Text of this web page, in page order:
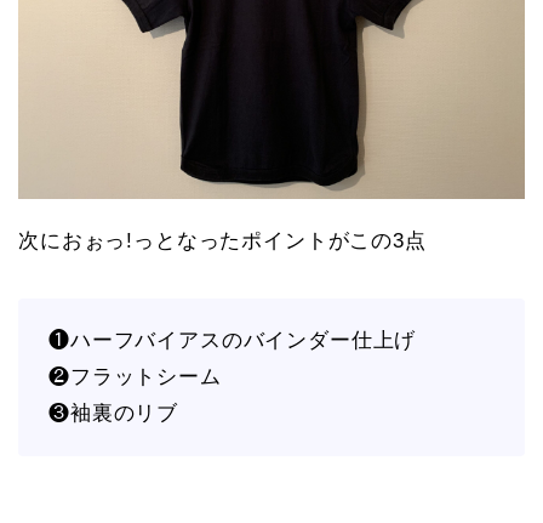
次におぉっ!っとなったポイントがこの3点
❶ハーフバイアスのバインダー仕上げ
❷フラットシーム
❸袖裏のリブ